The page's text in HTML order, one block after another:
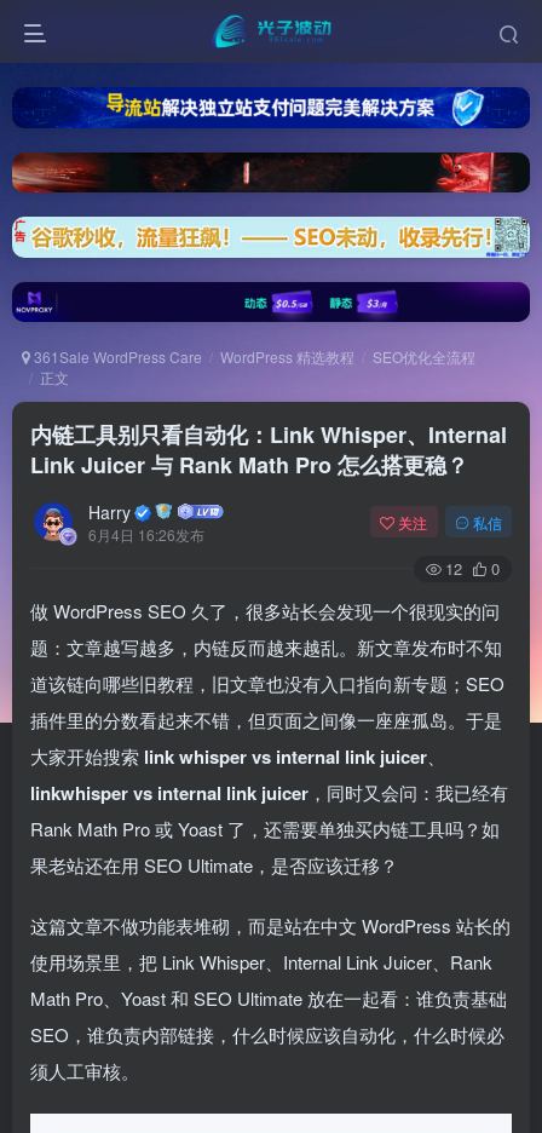
361Sale WordPress Care WordPress 精选教程
SEO优化全流程
正文
内链工具别只看自动化：Link Whisper、Internal
Link Juicer 与 Rank Math Pro 怎么搭更稳？
Harry
6月4日 16:26发布
关注 私信
12 0
做 WordPress SEO 久了，很多站长会发现一个很现实的问
题：文章越写越多，内链反而越来越乱。新文章发布时不知
道该链向哪些旧教程，旧文章也没有入口指向新专题；SEO
插件里的分数看起来不错，但页面之间像一座座孤岛。于是
大家开始搜索 link whisper vs internal link juicer
linkwhisper vs internal link juicer ，同时又会问：我已经有
Rank Math Pro 或 Yoast 了，还需要单独买内链工具吗？如
果老站还在用 SEO Ultimate，是否应该迁移？
这篇文章不做功能表堆砌，而是站在中文 WordPress 站长的
使用场景里，把 Link Whisper、Internal Link Juicer、Rank
Math Pro、Yoast 和 SEO Ultimate 放在一起看：谁负责基础
SEO，谁负责内部链接，什么时候应该自动化，什么时候必
须人工审核。